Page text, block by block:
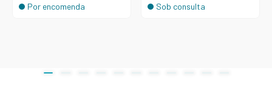
Por encomenda Sob consulta